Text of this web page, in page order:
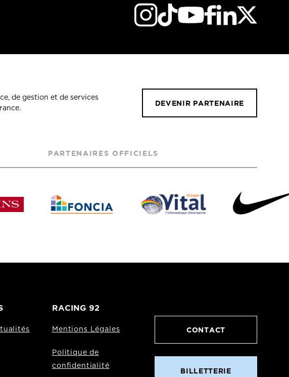
de gestion et de services
DEVENIR PARTENAIRE
PARTENAIRES OFFICIELS
RACING 92
Mentions Légales
Politique de
confidentialité
CONTACT
BILLETTERIE